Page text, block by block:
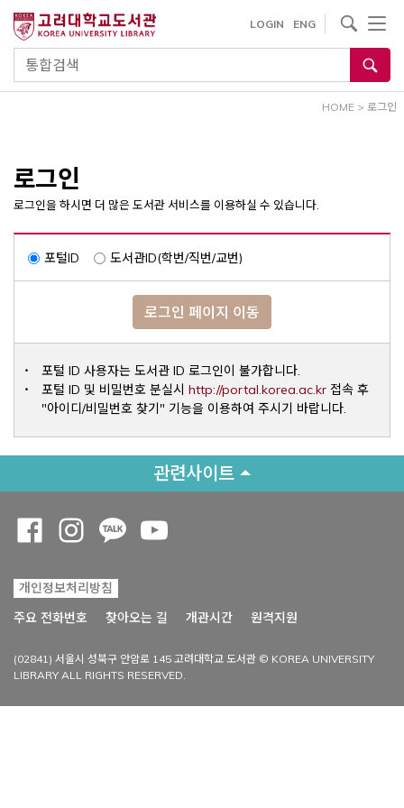
건
통합검색
LOGIN ENG
사이트내 검색
HOME > 로그인
로그인
로그인을 하시면 더 많은 도서관 서비스를 이용하실 수 있습니다.
포털ID 도서관ID(학번/직번/교번)
로그인 페이지 이동
포털 ID 사용자는 도서관 ID 로그인이 불가합니다.
포털 ID 및 비밀번호 분실시 http://portal.korea.ac.krOpens a
접속 후
"아이디/비밀번호 찾기" 기능을 이용하여 주시기 바랍니다.
관련사이트
개인정보처리방침
주요 전화번호
찾아오는 길 개관시간 원격지원
(02841) 서울시 성북구 안암로 145 고려대학교 도서관 © KOREA UNIVERSITY
LIBRARY ALL RIGHTS RESERVED.
Opens a new window
Opens a new window
Opens a new window